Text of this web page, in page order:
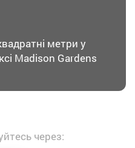
метри у
Madison Gardens
через: